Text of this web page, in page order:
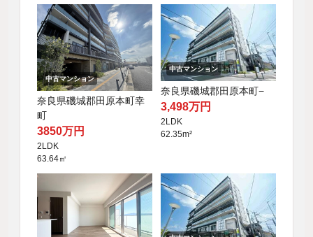
中古マンション
奈良県磯城郡田原本町幸
町
3850万円
2LDK
63.64㎡
中古マンション
奈良県磯城郡田原本町−
3,498万円
2LDK
62.35m²